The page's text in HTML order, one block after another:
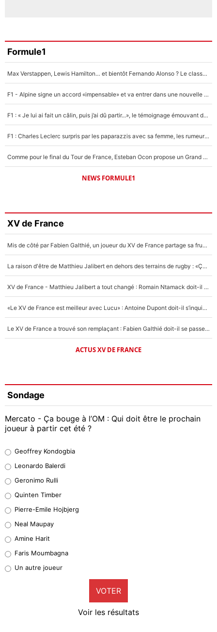
Formule1
Max Verstappen, Lewis Hamilton… et bientôt Fernando Alonso ? Le classement des pilotes les mieux payés en Formule 1 risque de changer !
F1 - Alpine signe un accord «impensable» et va entrer dans une nouvelle dimension : Grande nouvelle pour Pierre Gasly !
F1 : « Je lui ai fait un câlin, puis j’ai dû partir...», le témoignage émouvant de Max Verstappen sur sa fille
F1 : Charles Leclerc surpris par les paparazzis avec sa femme, les rumeurs étaient vraies !
Comme pour le final du Tour de France, Esteban Ocon propose un Grand Prix de Formule 1 à Paris : «Autour de l’Arc de Triomphe, ce serait génial» !
NEWS FORMULE1
XV de France
Mis de côté par Fabien Galthié, un joueur du XV de France partage sa frustration : «ils ne me l’ont pas dit tout de suite»
La raison d'être de Matthieu Jalibert en dehors des terrains de rugby : «Ça m'atteint autant que si tu touches à un membre de ma famille»
XV de France - Matthieu Jalibert a tout changé : Romain Ntamack doit-il s’inquiéter pour sa place à un an de la Coupe du monde ?
«Le XV de France est meilleur avec Lucu» : Antoine Dupont doit-il s’inquiéter pour sa place ?
Le XV de France a trouvé son remplaçant : Fabien Galthié doit-il se passer d'Antoine Dupont ?
ACTUS XV DE FRANCE
Sondage
Mercato - Ça bouge à l’OM : Qui doit être le prochain
joueur à partir cet été ?
38%
32%
5%
1%
9%
Geoffrey Kondogbia
Leonardo Balerdi
Geronimo Rulli
Quinten Timber
Pierre-Emile Hojbjerg
Neal Maupay
Amine Harit
Faris Moumbagna
Un autre joueur
VOTER
Voir les résultats